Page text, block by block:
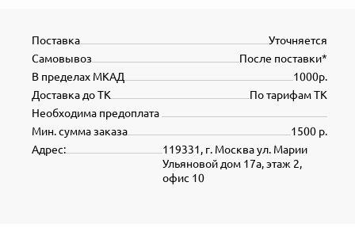
Уточняется
Поставка
После поставки*
Самовывоз
1000р.
В пределах МКАД
По тарифам ТК
Доставка до ТК
Необходима предоплата
1500 р.
Мин. сумма заказа
119331, г. Москва ул. Марии
Ульяновой дом 17а, этаж 2,
офис 10
Адрес: